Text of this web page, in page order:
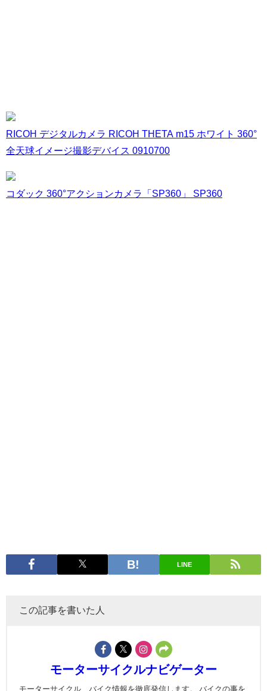
RICOH デジタルカメラ RICOH THETA m15 ホワイト 360°
全天球イメージ撮影デバイス 0910700
コダック 360°アクションカメラ「SP360」 SP360
LINE
この記事を書いた人
モーターサイクルナビゲーター
モーターサイクル、バイク情報を徹底発信します。 バイクの事を